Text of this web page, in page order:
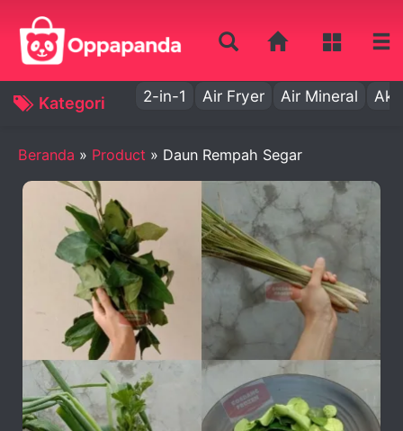
Kategori 2-in-1 Air Fryer Air Mineral Aki
Beranda » Product » Daun Rempah Segar